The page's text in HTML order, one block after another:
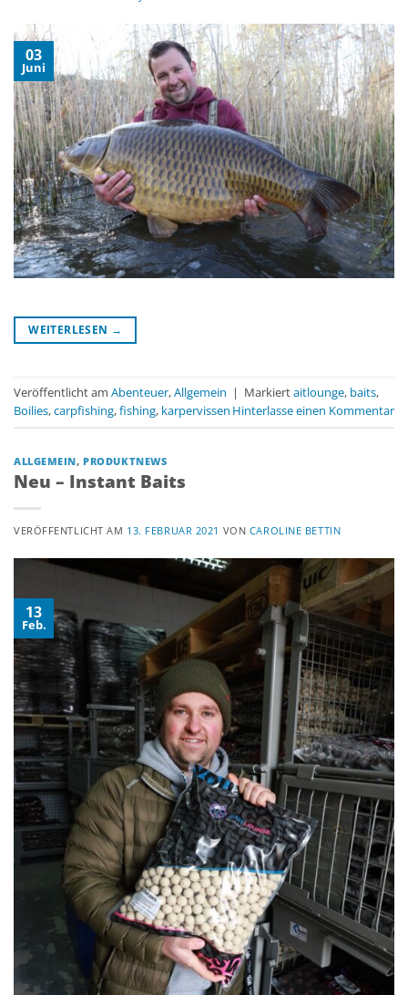
03
Juni
WEITERLESEN →
Veröffentlicht am Abenteuer,Allgemein | Markiertaitlounge, baits,
Boilies,carpfishing,fishing, karpervissen Hinterlasse einen Kommentar
ALLGEMEIN,PRODUKTNEWS
Neu – Instant Baits
VERÖFFENTLICHT AM 13. FEBRUAR 2021 VON CAROLINE BETTIN
13
Feb.